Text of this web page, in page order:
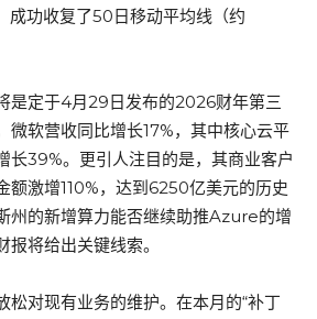
成功收复了50日移动平均线（约
是定于4月29日发布的2026财年第三
微软营收同比增长17%，其中核心云平
长39%。更引人注目的是，其商业客户
额激增110%，达到6250亿美元的历史
州的新增算力能否继续助推Azure的增
将给出关键线索。
松对现有业务的维护。在本月的“补丁